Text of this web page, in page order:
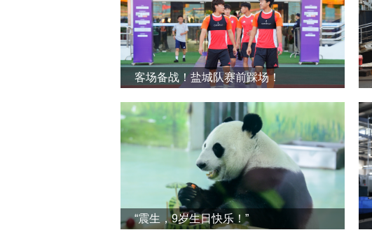
客场备战！盐城队赛前踩场！
“震生，9岁生日快乐！”